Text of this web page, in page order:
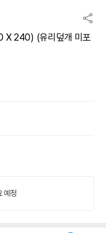
X 240) (유리덮개 미포
예정